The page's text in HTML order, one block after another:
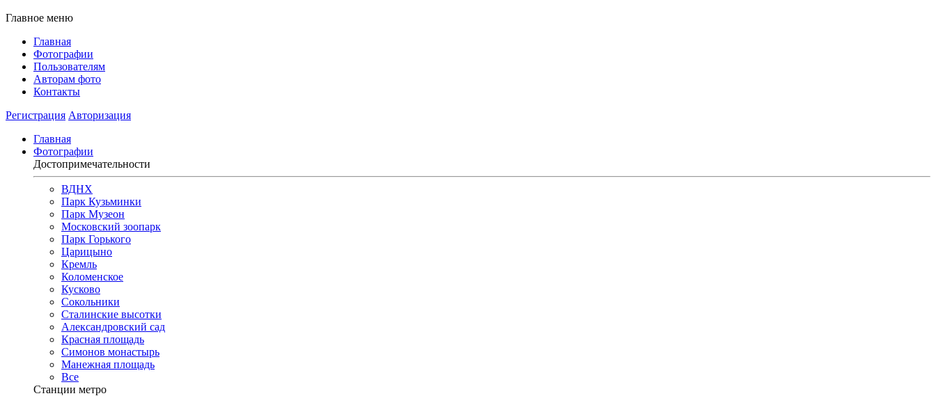
Главное меню
Главная
Фотографии
Пользователям
Авторам фото
Контакты
Регистрация Авторизация
Главная
Фотографии
Достопримечательности
ВДНХ
Парк Кузьминки
Парк Музеон
Московский зоопарк
Парк Горького
Царицыно
Кремль
Коломенское
Кусково
Сокольники
Сталинские высотки
Александровский сад
Красная площадь
Симонов монастырь
Манежная площадь
Все
Станции метро